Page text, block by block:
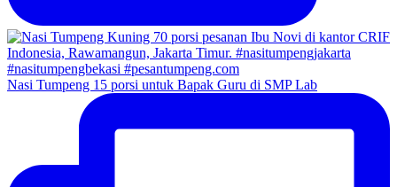
Nasi Tumpeng 15 porsi untuk Bapak Guru di SMP Lab